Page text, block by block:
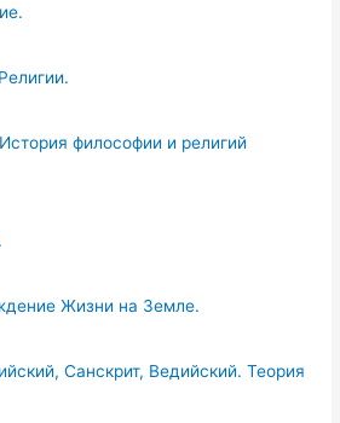
философии и религий
Жизни на Земле.
Санскрит, Ведийский. Теория